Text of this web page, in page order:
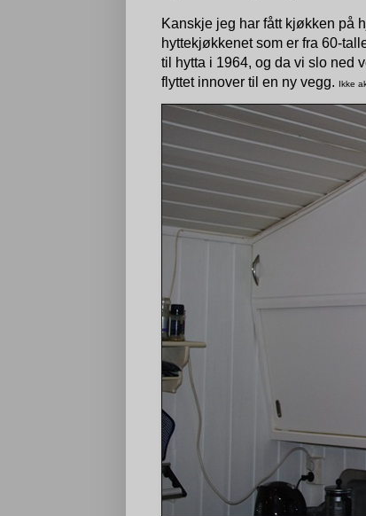
Kanskje jeg har fått kjøkken på
hyttekjøkkenet som er fra 60-
til hytta i 1964, og da vi slo ned
flyttet innover til en ny vegg. Ikke